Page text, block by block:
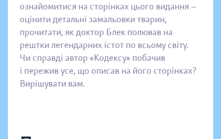
ознайомитися на сторінках цього видання —
оцінити детальні замальовки тварин,
прочитати, як доктор Блек полював на
рештки легендарних істот по всьому світу.
Чи справді автор «Кодексу» побачив
і пережив усе, що описав на його сторінках?
Вирішувати вам.